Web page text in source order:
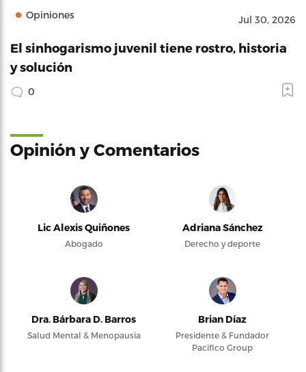
Opiniones Jul 30, 2026
El sinhogarismo juvenil tiene rostro, historia
y solución
0
Opinión y Comentarios
Lic Alexis Quiñones
Abogado
Adriana Sánchez
Derecho y deporte
Dra. Bárbara D. Barros
Salud Mental & Menopausia
Brian Díaz
Presidente & Fundador
Pacifico Group